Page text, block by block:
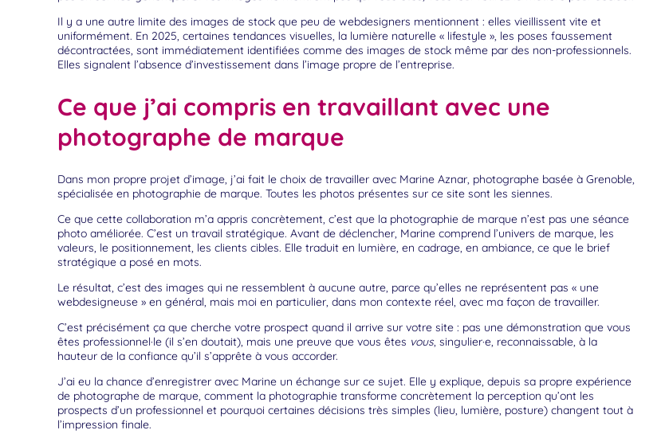
Il y a une autre limite des images de stock que peu de webdesigners mentionnent : elles vieillissent vite et
uniformément. En 2025, certaines tendances visuelles, la lumière naturelle « lifestyle », les poses faussement
décontractées, sont immédiatement identifiées comme des images de stock même par des non-professionnels.
Elles signalent l’absence d’investissement dans l’image propre de l’entreprise.
Ce que j’ai compris en travaillant avec une
photographe de marque
Dans mon propre projet d’image, j’ai fait le choix de travailler avec Marine Aznar, photographe basée à Grenoble,
spécialisée en photographie de marque. Toutes les photos présentes sur ce site sont les siennes.
Ce que cette collaboration m’a appris concrètement, c’est que la photographie de marque n’est pas une séance
photo améliorée. C’est un travail stratégique. Avant de déclencher, Marine comprend l’univers de marque, les
valeurs, le positionnement, les clients cibles. Elle traduit en lumière, en cadrage, en ambiance, ce que le brief
stratégique a posé en mots.
Le résultat, c’est des images qui ne ressemblent à aucune autre, parce qu’elles ne représentent pas « une
webdesigneuse » en général, mais moi en particulier, dans mon contexte réel, avec ma façon de travailler.
C’est précisément ça que cherche votre prospect quand il arrive sur votre site : pas une démonstration que vous
êtes professionnel·le (il s’en doutait), mais une preuve que vous êtes vous, singulier·e, reconnaissable, à la
hauteur de la confiance qu’il s’apprête à vous accorder.
J’ai eu la chance d’enregistrer avec Marine un échange sur ce sujet. Elle y explique, depuis sa propre expérience
de photographe de marque, comment la photographie transforme concrètement la perception qu’ont les
prospects d’un professionnel et pourquoi certaines décisions très simples (lieu, lumière, posture) changent tout à
l’impression finale.